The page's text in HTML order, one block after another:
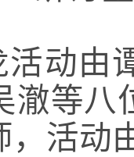
动由
澈等八
，活动